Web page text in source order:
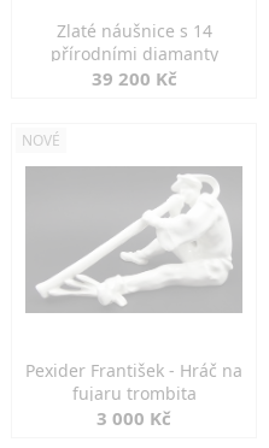
Zlaté náušnice s 14
přírodními diamanty
39 200 Kč
NOVÉ
Pexider František - Hráč na
fujaru trombita
3 000 Kč